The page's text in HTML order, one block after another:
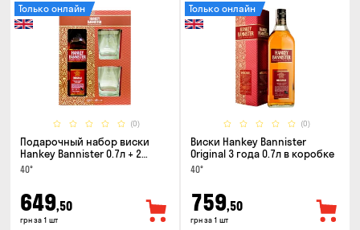
(0)
Только онлайн
Подарочный набор виски
Hankey Bannister 0.7л + 2
стакана
40°
649,50
грн за 1 шт
(0)
Только онлайн
Виски Hankey Bannister
Original 3 года 0.7л в коробке
40°
759,50
грн за 1 шт